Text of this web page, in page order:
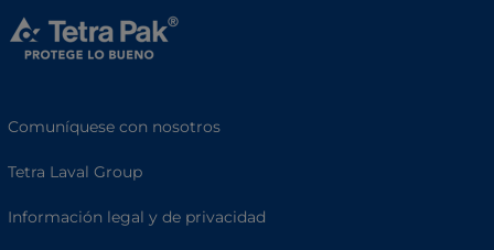
Comuníquese con nosotros
Tetra Laval Group
Información legal y de privacidad